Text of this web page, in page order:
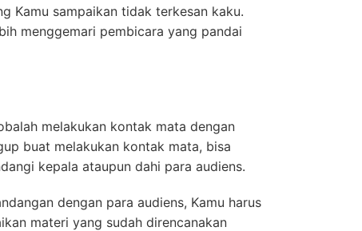
Kamu sampaikan tidak terkesan kaku.
menggemari pembicara yang pandai
melakukan kontak mata dengan
buat melakukan kontak mata, bisa
kepala ataupun dahi para audiens.
dengan para audiens, Kamu harus
materi yang sudah direncanakan